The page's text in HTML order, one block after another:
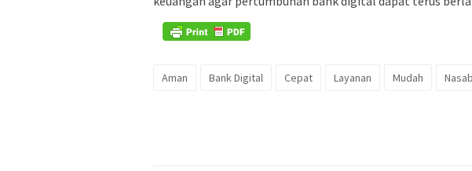
Aman Bank Digital Cepat Layanan Mudah